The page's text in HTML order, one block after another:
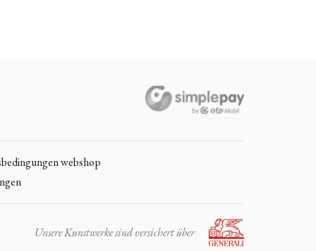
webshop
Unsere Kunstwerke sind versichert über